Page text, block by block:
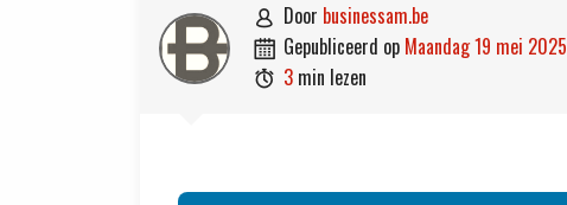
 door businessam.be
 gepubliceerd op maandag 19 mei 2025
 3 min lezen